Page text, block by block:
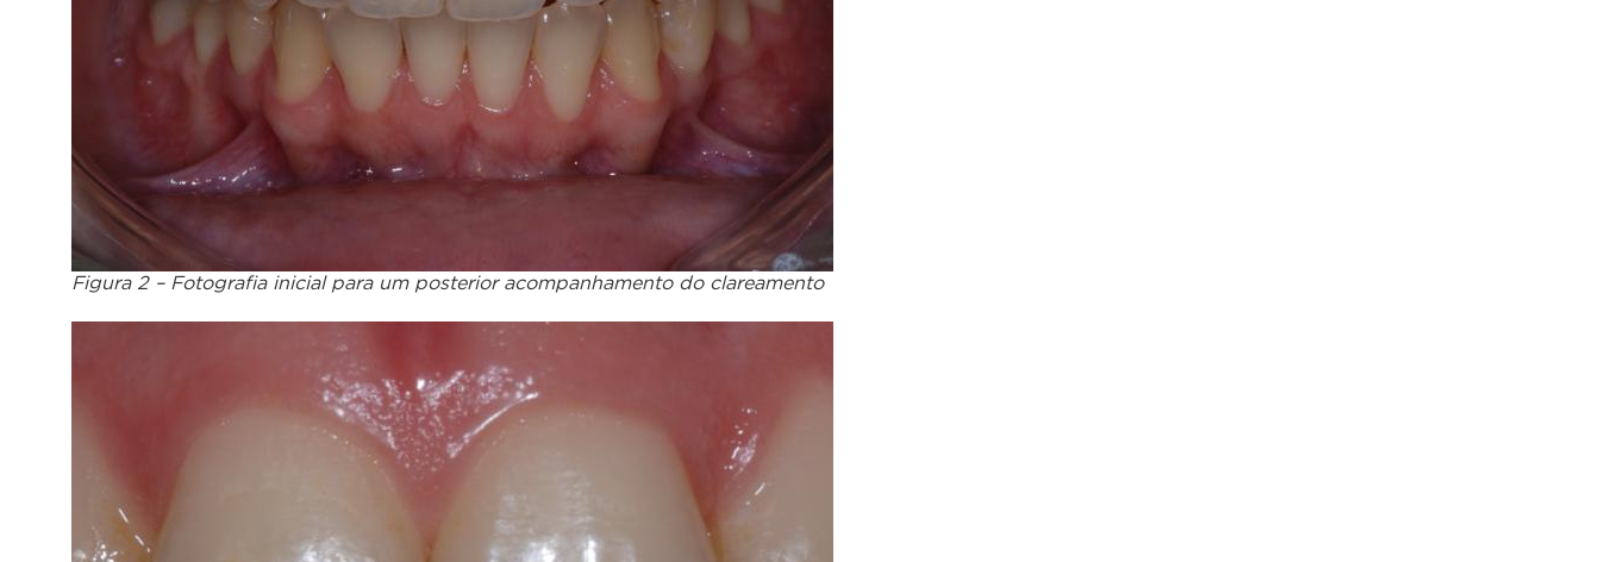
Figura 2 – Fotografia inicial para um posterior acompanhamento do clareamento